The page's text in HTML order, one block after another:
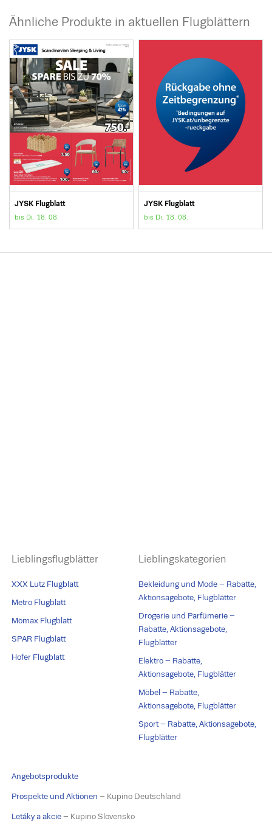
Ähnliche Produkte in aktuellen Flugblättern
JYSK Flugblatt
bis Di. 18. 08.
JYSK Flugblatt
bis Di. 18. 08.
Lieblingsflugblätter
XXX Lutz Flugblatt
Metro Flugblatt
Mömax Flugblatt
SPAR Flugblatt
Hofer Flugblatt
Lieblingskategorien
Bekleidung und Mode – Rabatte,
Aktionsagebote, Flugblätter
Drogerie und Parfümerie –
Rabatte, Aktionsagebote,
Flugblätter
Elektro – Rabatte,
Aktionsagebote, Flugblätter
Möbel – Rabatte,
Aktionsagebote, Flugblätter
Sport – Rabatte, Aktionsagebote,
Flugblätter
Angebotsprodukte
Prospekte und Aktionen – Kupino Deutschland
Letáky a akcie – Kupino Slovensko